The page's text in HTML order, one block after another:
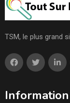
TSM, le plus grand
Information